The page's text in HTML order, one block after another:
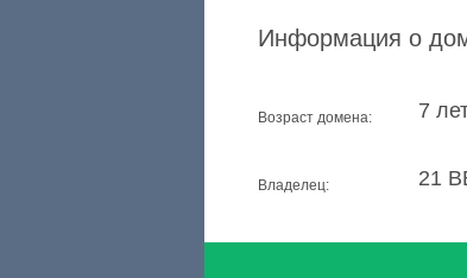
Информация о
Возраст домена: 7
Владелец: 21